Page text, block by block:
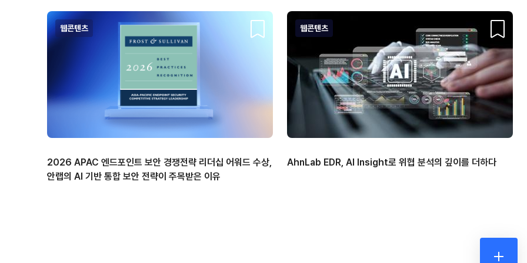
더보기
웹콘텐츠
2026 APAC 엔드포인트 보안 경쟁전략 리더십 어워드 수상,
안랩의 AI 기반 통합 보안 전략이 주목받은 이유
웹콘텐츠
AhnLab EDR, AI Insight로 위협 분석의 깊이를 더하다